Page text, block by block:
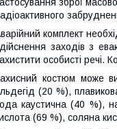
комплект
заходів з
особисті речі.
костюм може
(20 %),
каустична (40 %),
(69 %), соляна